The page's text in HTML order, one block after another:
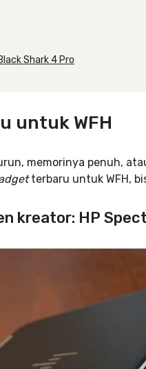
Shark 4 Pro
untuk WFH
memorinya penuh,
terbaru untuk WFH,
kreator: HP